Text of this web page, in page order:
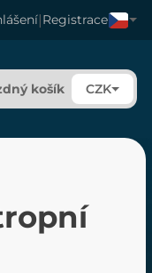
|Registrace
košík CZK